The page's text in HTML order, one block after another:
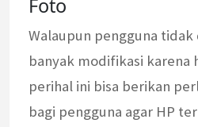
Foto
Walaupun pengguna
banyak modifikasi karena
perihal ini bisa berikan
bagi pengguna agar HP